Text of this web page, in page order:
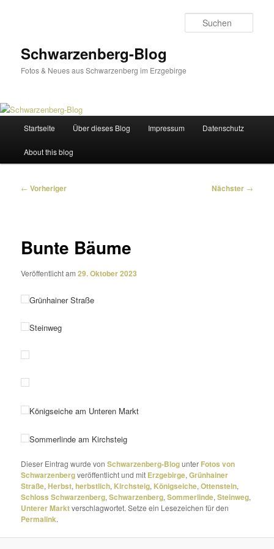
Schwarzenberg-Blog
Fotos & Neues aus Schwarzenberg im Erzgebirge
Startseite Über dieses Blog Impressum Datenschutz
About this blog
Beitragsnavigation
← Vorheriger Nächster →
Bunte Bäume
Veröffentlicht am29. Oktober 2023
Grünhainer Straße
Steinweg
Königseiche am Unteren Markt
Sommerlinde am Kirchsteig
Dieser Eintrag wurde vonSchwarzenberg-Blogunter Fotos von
Schwarzenbergveröffentlicht und mit Erzgebirge,Grünhainer
Straße,Herbst,herbstlich, Kirchsteig, Königseiche,Ottenstein,
Schloss Schwarzenberg,Schwarzenberg,Sommerlinde,Steinweg,
Unterer Marktverschlagwortet. Setze ein Lesezeichen für den
Permalink.